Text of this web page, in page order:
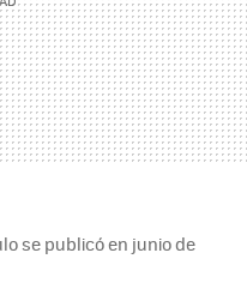
se publicó en junio de